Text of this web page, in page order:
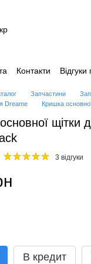
Контакти
Запчастини
Dreame
Кришка
щітки
3 відгуки
В кредит